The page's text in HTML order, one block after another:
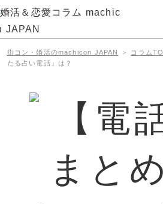
街コン・婚活のmachicon JAPAN ＞ コラム
たる占い電話」は？